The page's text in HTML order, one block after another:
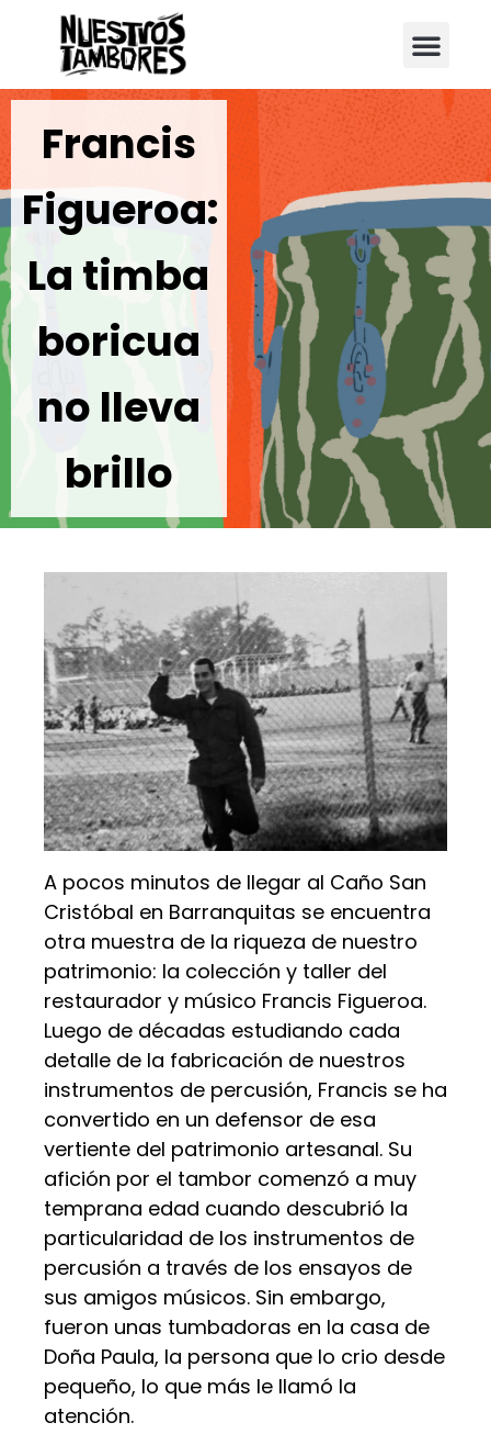
Francis
Figueroa:
La timba
boricua
no lleva
brillo
A pocos minutos de llegar al Caño San
Cristóbal en Barranquitas se encuentra
otra muestra de la riqueza de nuestro
patrimonio: la colección y taller del
restaurador y músico Francis Figueroa.
Luego de décadas estudiando cada
detalle de la fabricación de nuestros
instrumentos de percusión, Francis se ha
convertido en un defensor de esa
vertiente del patrimonio artesanal. Su
afición por el tambor comenzó a muy
temprana edad cuando descubrió la
particularidad de los instrumentos de
percusión a través de los ensayos de
sus amigos músicos. Sin embargo,
fueron unas tumbadoras en la casa de
Doña Paula, la persona que lo crio desde
pequeño, lo que más le llamó la
atención.